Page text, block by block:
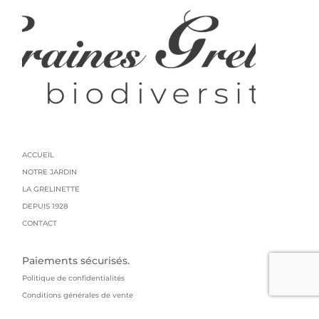
ACCUEIL
NOTRE JARDIN
LA GRELINETTE
DEPUIS 1928
CONTACT
Paiements sécurisés.
Politique de confidentialités
Conditions générales de vente